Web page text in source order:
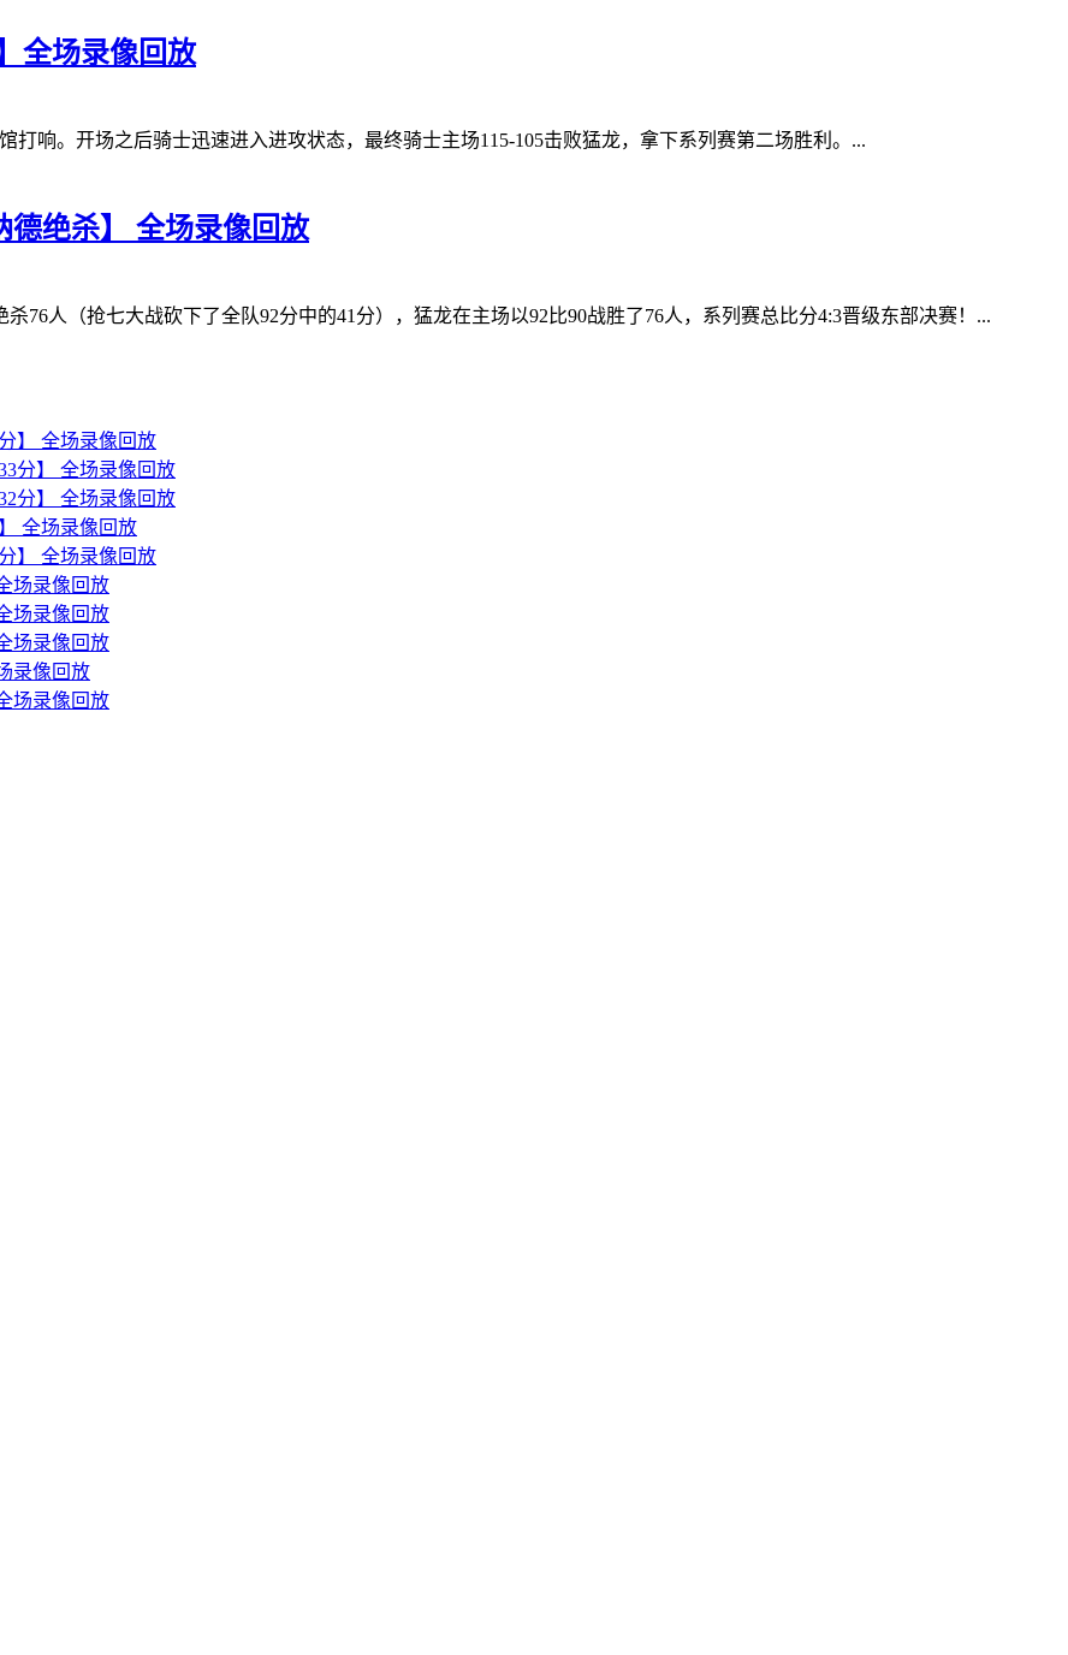
全场录像回放
打响。开场之后骑士迅速进入进攻状态，最终骑士主场115-105击败猛龙，拿下系列赛第二场胜利。...
德绝杀】 全场录像回放
76人（抢七大战砍下了全队92分中的41分），猛龙在主场以92比90战胜了76人，系列赛总比分4:3晋级东部决赛！...
】 全场录像回放
分】 全场录像回放
分】 全场录像回放
全场录像回放
】 全场录像回放
场录像回放
场录像回放
场录像回放
录像回放
场录像回放